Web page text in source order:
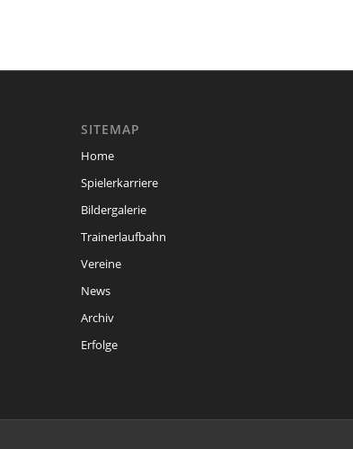
SITEMAP
Home
Spielerkarriere
Bildergalerie
Trainerlaufbahn
Vereine
News
Archiv
Erfolge